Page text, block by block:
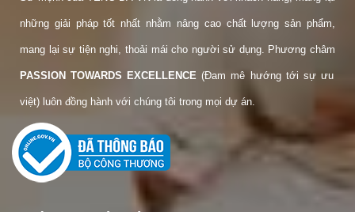
những giải pháp tốt nhất nhằm nâng cao chất lượng sản phẩm,
mang lại sự tiện nghi, thoải mái cho người sử dụng. Phương châm
PASSION TOWARDS EXCELLENCE (Đam mê hướng tới sự ưu
việt) luôn đồng hành với chúng tôi trong mọi dự án.